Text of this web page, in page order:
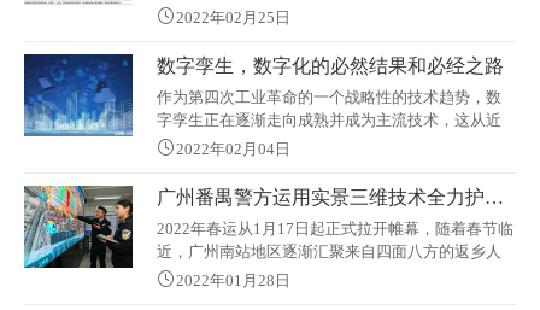
推进实景三维中国建设的通知》（下称《通
会力量积极参与，通过需求牵引、多元投入、市场
化运作的方式，开展部件级实景三维建设。
《通知》指出，实景三维作为真实、立体、时序化
反映人类生产、生活和生态空间的时空信息，是国
家重要的
2022年02月25日
数字孪生，数字化的必然结果和必经之路
作为第四次工业革命的一个战略性的技术趋势，数
字孪生正在逐渐走向成熟并成为主流技术，这从近
年来市场对数字孪生的期待中，就可见一斑。2016
开启了数字孪生造风的流程。2017年，Gartner指出
企业要“为数字孪生的冲击做好准备”，并认为“现在
数字孪生已经融合了多种因素，使数字孪生的概念
成为一种颠覆性趋势，并将在未来五年乃至更长时
间内产生越来越广泛和
2022年02月04日
广州番禺警方运用实景三维技术全力护航南站旅客返乡路
2022年春运从1月17日起正式拉开帷幕，随着春节临
近，广州南站地区逐渐汇聚来自四面八方的返乡人
潮。为确保春运期间广州南站区域治安交通平安有
2022年01月28日